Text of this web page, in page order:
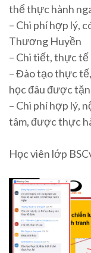
thể thực hành
– Chi phí hợp lý,
Thương Huyền
– Chi tiết, thực tế
– Đào tạo thực
học đâu được
– Chi phí hợp lý,
tâm, được thực
Học viên lớp